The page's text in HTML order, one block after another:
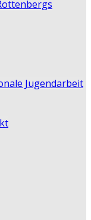
Jugendarbeit